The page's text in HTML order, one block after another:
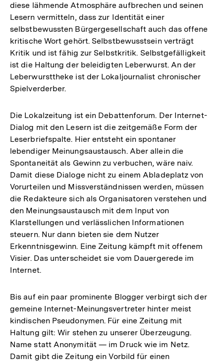
diese lähmende Atmosphäre aufbrechen und seinen
Lesern vermitteln, dass zur Identität einer
selbstbewussten Bürgergesellschaft auch das offene
kritische Wort gehört. Selbstbewusstsein verträgt
Kritik und ist fähig zur Selbstkritik. Selbstgefälligkeit
ist die Haltung der beleidigten Leberwurst. An der
Leberwursttheke ist der Lokaljournalist chronischer
Spielverderber.
Die Lokalzeitung ist ein Debattenforum. Der Internet-
Dialog mit den Lesern ist die zeitgemäße Form der
Leserbriefspalte. Hier entsteht ein spontaner
lebendiger Meinungsaustausch. Aber allein die
Spontaneität als Gewinn zu verbuchen, wäre naiv.
Damit diese Dialoge nicht zu einem Abladeplatz von
Vorurteilen und Missverständnissen werden, müssen
die Redakteure sich als Organisatoren verstehen und
den Meinungsaustausch mit dem Input von
Klarstellungen und verlässlichen Informationen
steuern. Nur dann bieten sie dem Nutzer
Erkenntnisgewinn. Eine Zeitung kämpft mit offenem
Visier. Das unterscheidet sie vom Dauergerede im
Internet.
Bis auf ein paar prominente Blogger verbirgt sich der
gemeine Internet-Meinungsvertreter hinter meist
kindischen Pseudonymen. Für eine Zeitung mit
Haltung gilt: Wir stehen zu unserer Überzeugung.
Name statt Anonymität — im Druck wie im Netz.
Damit gibt die Zeitung ein Vorbild für einen